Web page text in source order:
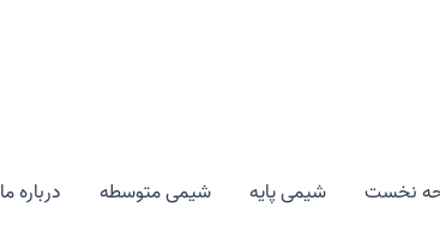
نخست شیمی پایه شیمی متوسطه درباره ما